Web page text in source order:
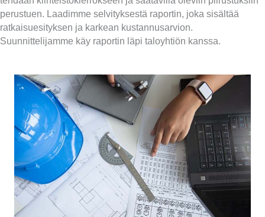
perustuen. Laadimme selvityksestä raportin, joka sisältää
ratkaisuesityksen ja karkean kustannusarvion.
Suunnittelijamme käy raportin läpi taloyhtiön kanssa.